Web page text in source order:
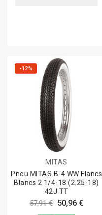
-12%
MITAS
Pneu MITAS B-4 WW Flancs
Blancs 2 1/4-18 (2.25-18)
42J TT
57,91 € 50,96 €